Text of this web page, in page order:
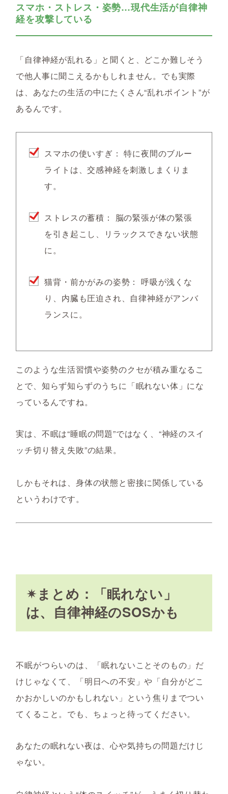
スマホ・ストレス・姿勢…現代生活が自律神
経を攻撃している
「自律神経が乱れる」と聞くと、どこか難しそう
で他人事に聞こえるかもしれません。でも実際
は、あなたの生活の中にたくさん“乱れポイント”が
あるんです。
スマホの使いすぎ： 特に夜間のブルー
ライトは、交感神経を刺激しまくりま
す。
ストレスの蓄積： 脳の緊張が体の緊張
を引き起こし、リラックスできない状態
に。
猫背・前かがみの姿勢： 呼吸が浅くな
り、内臓も圧迫され、自律神経がアンバ
ランスに。
このような生活習慣や姿勢のクセが積み重なるこ
とで、知らず知らずのうちに「眠れない体」にな
っているんですね。
実は、不眠は“睡眠の問題”ではなく、“神経のスイ
ッチ切り替え失敗”の結果。
しかもそれは、身体の状態と密接に関係している
というわけです。
✴まとめ：「眠れない」
は、自律神経のSOSかも
不眠がつらいのは、「眠れないことそのもの」だ
けじゃなくて、「明日への不安」や「自分がどこ
かおかしいのかもしれない」という焦りまでつい
てくること。でも、ちょっと待ってください。
あなたの眠れない夜は、心や気持ちの問題だけじ
ゃない。